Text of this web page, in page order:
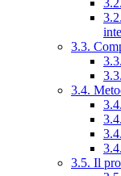
3.3.
3.4.
3.5. Il